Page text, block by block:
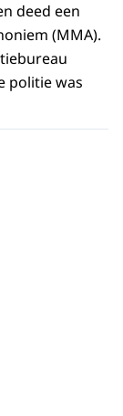
deed een
(MMA).
politie was